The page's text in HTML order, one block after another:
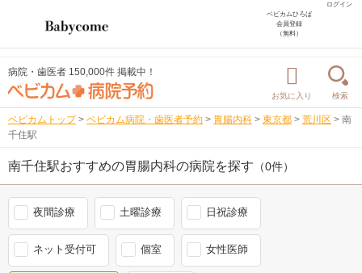
ログイン
ベビカムひろば
会員登録
（無料）
病院・歯医者 150,000件 掲載中！
お気に入り 検索
ベビカムトップ > ベビカム病院・歯医者予約 > 胃腸内科 > 東京都 > 荒川区 > 南
千住駅
南千住駅おすすめの胃腸内科の病院を探す （0件）
夜間診療 土曜診療 日祝診療
ネット受付可 個室 女性医師